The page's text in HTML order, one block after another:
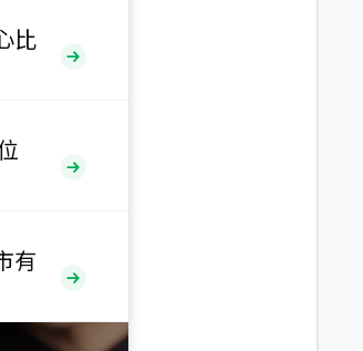
萬
總價
比
有